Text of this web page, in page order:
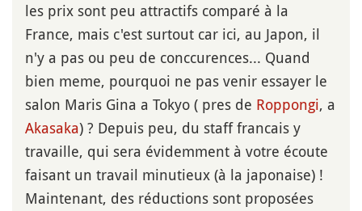
les prix sont peu attractifs comparé à la
France, mais c'est surtout car ici, au Japon, il
n'y a pas ou peu de conccurences... Quand
bien meme, pourquoi ne pas venir essayer le
salon Maris Gina a Tokyo ( pres de Roppongi, a
Akasaka) ? Depuis peu, du staff francais y
travaille, qui sera évidemment à votre écoute
faisant un travail minutieux (à la japonaise) !
Maintenant, des réductions sont proposées